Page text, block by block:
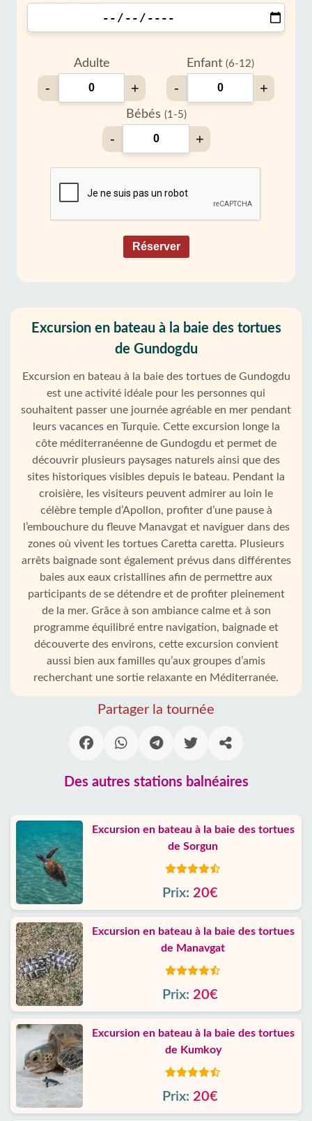
Adulte
- +
Enfant (6-12)
- +
Bébés (1-5)
- +
Réserver
Excursion en bateau à la baie des tortues
de Gundogdu
Excursion en bateau à la baie des tortues de Gundogdu
est une activité idéale pour les personnes qui
souhaitent passer une journée agréable en mer pendant
leurs vacances en Turquie. Cette excursion longe la
côte méditerranéenne de Gundogdu et permet de
découvrir plusieurs paysages naturels ainsi que des
sites historiques visibles depuis le bateau. Pendant la
croisière, les visiteurs peuvent admirer au loin le
célèbre temple d’Apollon, profiter d’une pause à
l’embouchure du fleuve Manavgat et naviguer dans des
zones où vivent les tortues Caretta caretta. Plusieurs
arrêts baignade sont également prévus dans différentes
baies aux eaux cristallines afin de permettre aux
participants de se détendre et de profiter pleinement
de la mer. Grâce à son ambiance calme et à son
programme équilibré entre navigation, baignade et
découverte des environs, cette excursion convient
aussi bien aux familles qu’aux groupes d’amis
recherchant une sortie relaxante en Méditerranée.
Partager la tournée
Des autres stations balnéaires
Excursion en bateau à la baie des tortues
de Sorgun
Prix: 20€
Excursion en bateau à la baie des tortues
de Manavgat
Prix: 20€
Excursion en bateau à la baie des tortues
de Kumkoy
Prix: 20€